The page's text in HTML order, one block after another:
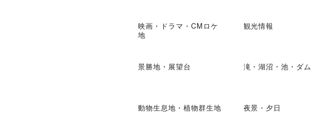
映画・ドラマ・CMロケ
地
観光情報
景勝地・展望台 滝・湖沼・池・ダム
動物生息地・植物群生地 夜景・夕日